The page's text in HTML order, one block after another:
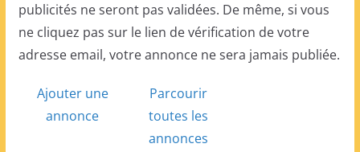
publicités ne seront pas validées. De même, si vous
ne cliquez pas sur le lien de vérification de votre
adresse email, votre annonce ne sera jamais publiée.
Ajouter une
annonce
Parcourir
toutes les
annonces